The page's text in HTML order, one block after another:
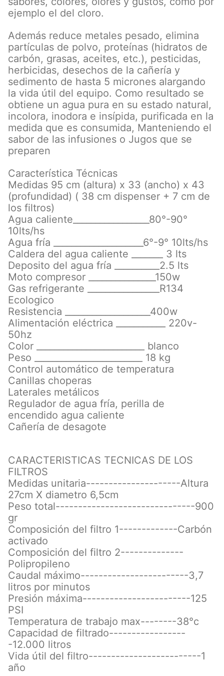
ejemplo el del cloro.
Además reduce metales pesado, elimina
partículas de polvo, proteínas (hidratos de
carbón, grasas, aceites, etc.), pesticidas,
herbicidas, desechos de la cañería y
sedimento de hasta 5 micrones alargando
la vida útil del equipo. Como resultado se
obtiene un agua pura en su estado natural,
incolora, inodora e insípida, purificada en la
medida que es consumida, Manteniendo el
sabor de las infusiones o Jugos que se
preparen
Característica Técnicas
Medidas 95 cm (altura) x 33 (ancho) x 43
(profundidad) ( 38 cm dispenser + 7 cm de
los filtros)
Agua caliente_________________80°-90°
10lts/hs
Agua fría ____________________6°-9° 10lts/hs
Caldera del agua caliente _______ 3 lts
Deposito del agua fría __________2.5 lts
Moto compresor _______________150w
Gas refrigerante ________________R134
Ecologico
Resistencia ___________________400w
Alimentación eléctrica ___________ 220v-
50hz
Color ________________________ blanco
Peso ________________________ 18 kg
Control automático de temperatura
Canillas choperas
Laterales metálicos
Regulador de agua fría, perilla de
encendido agua caliente
Cañería de desagote
CARACTERISTICAS TECNICAS DE LOS
FILTROS
Medidas unitaria---------------------Altura
27cm X diametro 6,5cm
Peso total-------------------------------900
gr
Composición del filtro 1-------------Carbón
activado
Composición del filtro 2--------------
Polipropileno
Caudal máximo------------------------3,7
litros por minutos
Presión máxima------------------------125
PSI
Temperatura de trabajo max--------38°c
Capacidad de filtrado-----------------
-12.000 litros
Vida útil del filtro-------------------------1
año